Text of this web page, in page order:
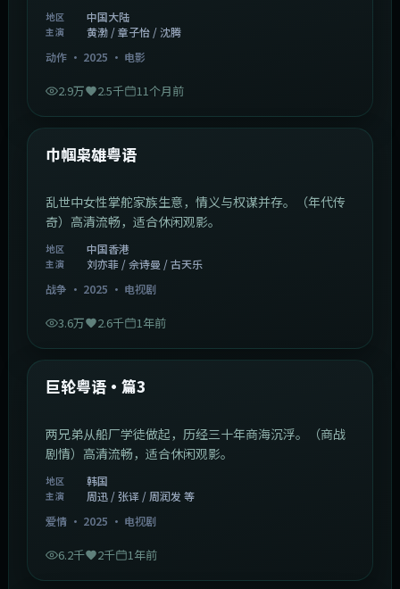
地区 中国大陆
主演
黄渤 / 章子怡 / 沈腾
动作· 2025 · 电影
2.9万 2.5千 11个月前
最新
巾帼枭雄粤语
乱世中女性掌舵家族生意，情义与权谋并存。（年代传
奇）高清流畅，适合休闲观影。
地区 中国香港
主演
刘亦菲 / 佘诗曼 / 古天乐
战争 · 2025 · 电视剧
3.6万 2.6千 1年前
最新
巨轮粤语·篇3
两兄弟从船厂学徒做起，历经三十年商海沉浮。（商战
剧情）高清流畅，适合休闲观影。
地区 韩国
主演
周迅 / 张译 / 周润发 等
爱情· 2025 · 电视剧
6.2千 2千 1年前